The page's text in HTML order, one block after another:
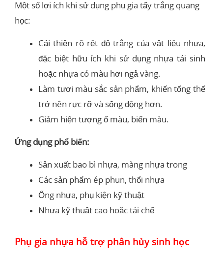
Một số lợi ích khi sử dụng phụ gia tẩy trắng quang
học:
Cải thiện rõ rệt độ trắng của vật liệu nhựa,
đặc biệt hữu ích khi sử dụng nhựa tái sinh
hoặc nhựa có màu hơi ngả vàng.
Làm tươi màu sắc sản phẩm, khiến tổng thể
trở nên rực rỡ và sống động hơn.
Giảm hiện tượng ố màu, biến màu.
Ứng dụng phổ biến:
Sản xuất bao bì nhựa, màng nhựa trong
Các sản phẩm ép phun, thổi nhựa
Ống nhựa, phụ kiện kỹ thuật
Nhựa kỹ thuật cao hoặc tái chế
Phụ gia nhựa hỗ trợ phân hủy sinh học